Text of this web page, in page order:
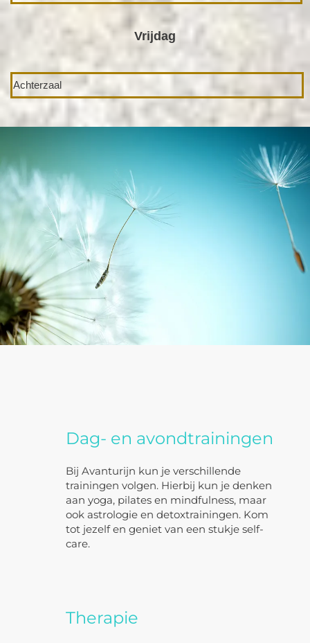
Vrijdag
Achterzaal
Dag- en avondtrainingen
Bij Avanturijn kun je verschillende
trainingen volgen. Hierbij kun je denken
aan yoga, pilates en mindfulness, maar
ook astrologie en detoxtrainingen. Kom
tot jezelf en geniet van een stukje self-
care.
Therapie